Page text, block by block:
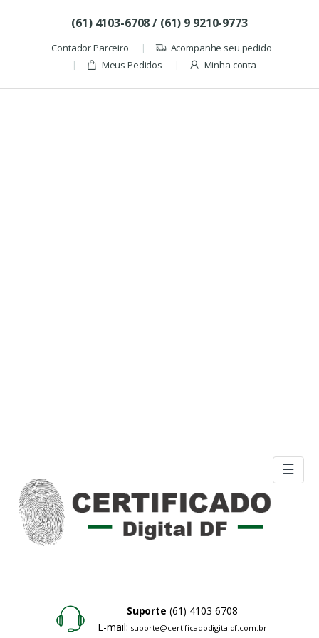
(61) 4103-6708 / (61) 9 9210-9773
Contador Parceiro
Acompanhe seu pedido
Meus Pedidos
Minha conta
☰
Suporte (61) 4103-6708
E-mail: suporte@certificadodigitaldf.com.br